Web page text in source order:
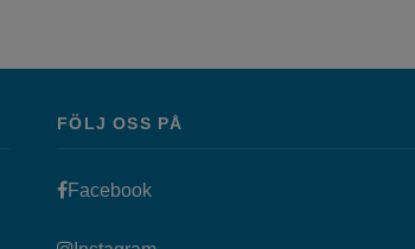
öppnas i nytt fönster.
FÖLJ OSS PÅ
FacebookLänk till annan webbplats,